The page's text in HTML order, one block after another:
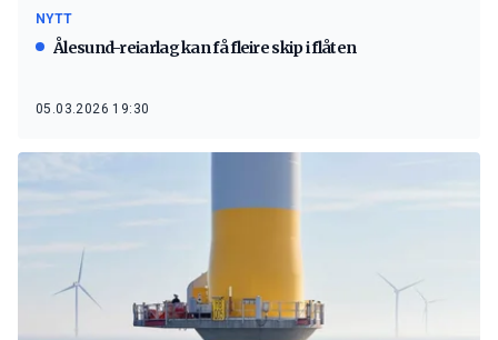
NYTT
Ålesund-reiarlag kan få fleire skip i flåten
05.03.2026 19:30